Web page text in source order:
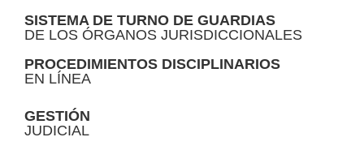
SISTEMA DE TURNO DE GUARDIAS
DE LOS ÓRGANOS JURISDICCIONALES
PROCEDIMIENTOS DISCIPLINARIOS
EN LÍNEA
GESTIÓN
JUDICIAL